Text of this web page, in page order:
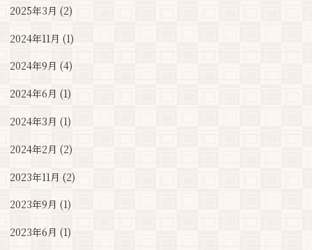
2025年3月 (2)
2024年11月 (1)
2024年9月 (4)
2024年6月 (1)
2024年3月 (1)
2024年2月 (2)
2023年11月 (2)
2023年9月 (1)
2023年6月 (1)